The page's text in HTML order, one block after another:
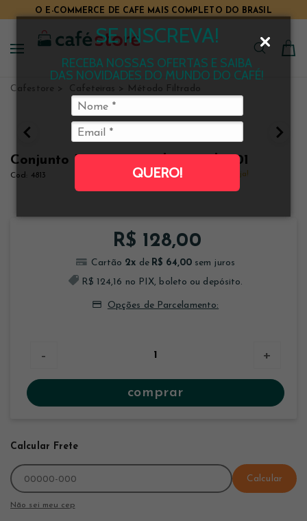
SE INSCREVA!
RECEBA NOSSAS OFERTAS E SAIBA
DAS NOVIDADES DO MUNDO DO CAFÉ!
QUERO!
O E-COMMERCE DE CAFÉ MAIS COMPLETO DO BRASIL
Cafestore Cafeteiras Método Filtrado
Conjunto Kit DaysBrasil Tamanho 01
4813 Clique e veja!
R$ 128,00
2x
R$ 64,00
R$ 124,16 no PIX, boleto ou depósito.
Opções de Parcelamento:
- +
comprar
Calcular Frete
Calcular
Não sei meu cep